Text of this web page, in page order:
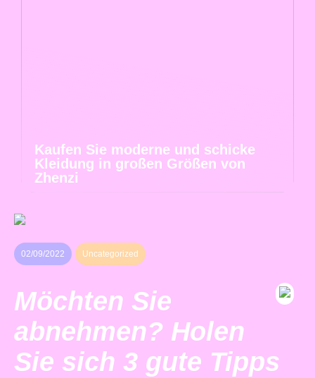
Kaufen Sie moderne und schicke
Kleidung in großen Größen von
Zhenzi
02/09/2022 Uncategorized
Möchten Sie
abnehmen? Holen
Sie sich 3 gute Tipps